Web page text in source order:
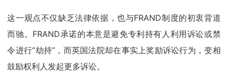
这一观点不仅缺乏法律依据，也与FRAND制度的初衷背道
而驰。FRAND承诺的本意是避免专利持有人利用诉讼或禁
令进行“劫持”，而英国法院却在事实上奖励诉讼行为，变相
鼓励权利人发起更多诉讼。